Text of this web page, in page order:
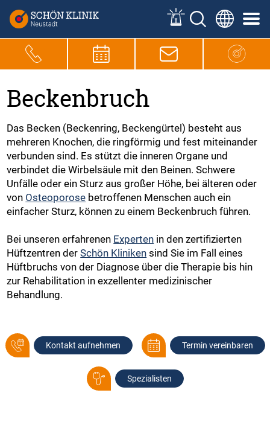
Beckenbruch
Das Becken (Beckenring, Beckengürtel) besteht aus
mehreren Knochen, die ringförmig und fest miteinander
verbunden sind. Es stützt die inneren Organe und
verbindet die Wirbelsäule mit den Beinen. Schwere
Unfälle oder ein Sturz aus großer Höhe, bei älteren oder
von Osteoporose betroffenen Menschen auch ein
einfacher Sturz, können zu einem Beckenbruch führen.
Bei unseren erfahrenen Experten in den zertifizierten
Hüftzentren derSchön Kliniken sind Sie im Fall eines
Hüftbruchs von der Diagnose über die Therapie bis hin
zur Rehabilitation in exzellenter medizinischer
Behandlung.
Kontakt aufnehmen Termin vereinbaren
Spezialisten